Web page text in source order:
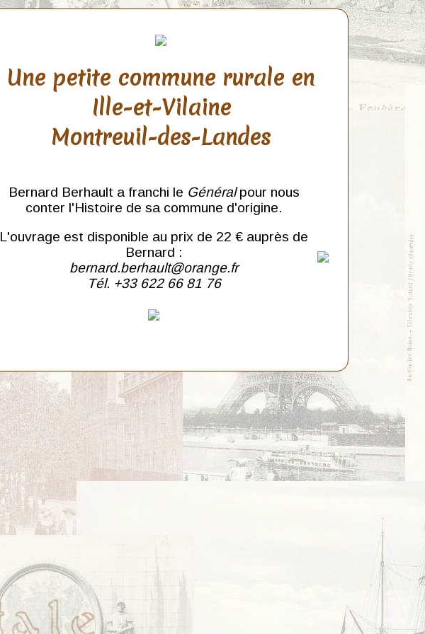
Une petite commune rurale en
Ille-et-Vilaine
Montreuil-des-Landes
Bernard Berhault a franchi le Généralpour nous
conter l'Histoire de sa commune d'origine.
L'ouvrage est disponible au prix de 22 € auprès de
Bernard :
bernard.berhault@orange.fr
Tél. +33 622 66 81 76